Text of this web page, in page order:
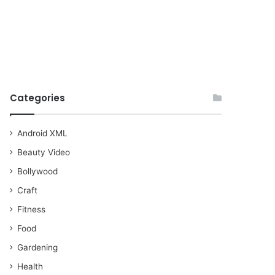
Categories
Android XML
Beauty Video
Bollywood
Craft
Fitness
Food
Gardening
Health